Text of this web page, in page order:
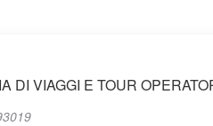
DI VIAGGI E TOUR